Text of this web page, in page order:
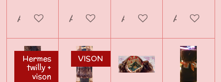
Ajouter au panierAjouter au panierAjouter au panier
Ajouter
Hermes
twilly +
vison
VISON